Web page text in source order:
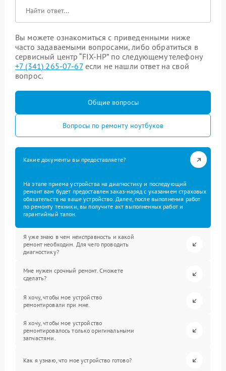
Вы можете ознакомиться с приведенными ниже
часто задаваемыми вопросами, либо обратиться в
сервисный центр “FIX-HP” по следующему телефону
+7 (341) 265-07-67если не нашли ответ на свой
вопрос.
Общие вопросы
Вопросы по ремонту ноутбуков
Какие документы вы предоставляете?
На этапе приема устройства на диагностику и последующий
ремонт вам будет предоставлен заказ-наряд с указанием страховых
обязательств на ваше устройство. Далее, после выполнения работ
по ремонту техники, вы получите акт выполненных работ и
гарантийный талон.
Я уже знаю в чем неисправность и какой
ремонт необходим. Для чего проводить
диагностику?
Мне нужен срочный ремонт. Сможете
сделать?
Я хочу, чтобы мое устройство
ремонтировали при мне.
Я хочу, чтобы мое устройство
ремонтировалось только оригинальными
запчастями.
Как я узнаю, что мое устройство готово?